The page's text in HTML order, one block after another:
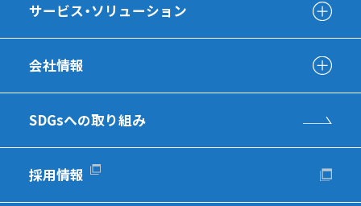
サービス・ソリューション
会社情報
SDGsへの取り組み
採用情報